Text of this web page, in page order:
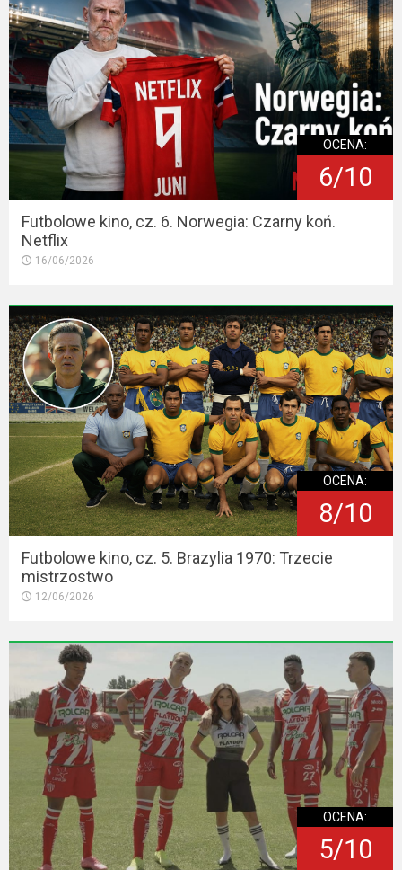
OCENA:
6/10
Futbolowe kino, cz. 6. Norwegia: Czarny koń.
Netflix
16/06/2026
OCENA:
8/10
Futbolowe kino, cz. 5. Brazylia 1970: Trzecie
mistrzostwo
12/06/2026
OCENA:
5/10